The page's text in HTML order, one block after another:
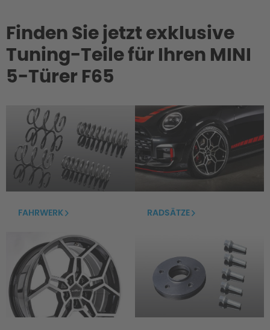
Finden Sie jetzt exklusive
Tuning-Teile für Ihren MINI
5-Türer F65
FAHRWERK RADSÄTZE